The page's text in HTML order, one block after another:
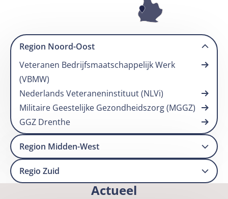
Region Noord-Oost
Veteranen Bedrijfsmaatschappelijk Werk
(VBMW)
More information about Veteranen
Bedrijfsmaatschappelijk Werk (VBMW).
Nederlands Veteraneninstituut (NLVi)
More information about Nederlands
Veteraneninstituut (NLVi).
Militaire Geestelijke Gezondheidszorg (MGGZ)
More information about Militaire Geestelijke
Gezondheidszorg (MGGZ).
GGZ Drenthe
More information about GGZ Drenthe.
Region Midden-West
Regio Zuid
Actueel